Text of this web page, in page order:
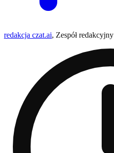
redakcja czat.ai, Zespół redakcyjny